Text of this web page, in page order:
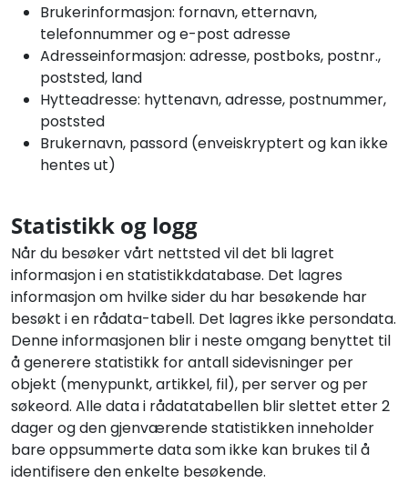
Brukerinformasjon: fornavn, etternavn,
telefonnummer og e-post adresse
Adresseinformasjon: adresse, postboks, postnr.,
poststed, land
Hytteadresse: hyttenavn, adresse, postnummer,
poststed
Brukernavn, passord (enveiskryptert og kan ikke
hentes ut)
Statistikk og logg
Når du besøker vårt nettsted vil det bli lagret
informasjon i en statistikkdatabase. Det lagres
informasjon om hvilke sider du har besøkende har
besøkt i en rådata-tabell. Det lagres ikke persondata.
Denne informasjonen blir i neste omgang benyttet til
å generere statistikk for antall sidevisninger per
objekt (menypunkt, artikkel, fil), per server og per
søkeord. Alle data i rådatatabellen blir slettet etter 2
dager og den gjenværende statistikken inneholder
bare oppsummerte data som ikke kan brukes til å
identifisere den enkelte besøkende.